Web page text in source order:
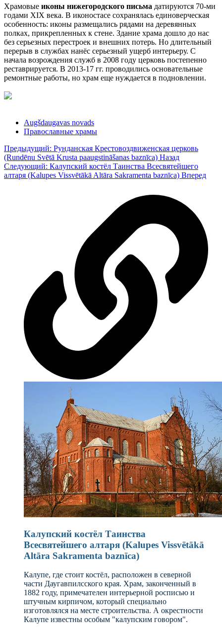
Храмовые иконы нижегородского письма датируются 70-ми
годами XIX века. В иконостасе сохранялась единоверческая
особенность: иконы размещались рядами на деревянных
полках, прикрепленных к стене. Здание храма дошло до нас
без серьезных перестроек и внешних потерь. Но длительный
перерыв в службах нанёс серьезный ущерб интерьеру. С
начала возрождения служб в 2008 году церковь постепенно
реставрируется. В 2013-17 гг. проводились основательные
ремонтные работы, но храм еще нуждается в подновлении.
Augšdaugavas novads
Православные храмы
Предыдущий: Рунданская Крестовоздвиженская церковь
(Rundēnu Svētā Krusta paaugstināšanas baznīca) Назад
Следующий: Калупский костёл Таинства Всесвятейшего
алтаря (Kalupes Vissvētākā Altāra Sakramenta baznīca) Вперед
Калупский костёл Таинства
Всесвятейшего алтаря (Kalupes Vissvētākā
Altāra Sakramenta baznīca)
Калупе, где стоит костёл, расположен в северной
части Даугавпилсского края. Храм, законченный в
1882 году, примечателен интерьерной росписью и
штучным кирпичом, который специально
изготовлялся на месте строительства. А окрестности
Калупе известны особым "калупским говором".